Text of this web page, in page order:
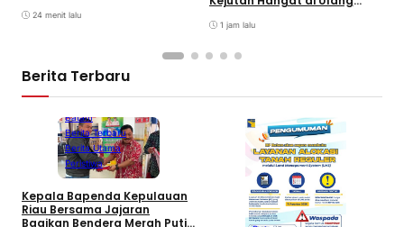
Bermotor di Kantor Samsat
24 menit lalu
1 jam lalu
Berita Terbaru
Batam
Berita Terbaru
Berita Utama
Peristiwa
Kepala Bapenda Kepulauan
Riau Bersama Jajaran
Bagikan Bendera Merah Putih